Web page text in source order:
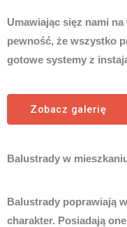
Umawiając sięz nami
pewność, że wszystko
gotowe systemy z
Zobacz galerię
Balustrady w
Balustrady poprawiają
charakter. Posiadają